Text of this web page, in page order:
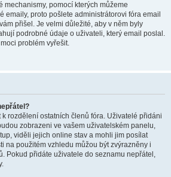
mechanismy, pomocí kterých můžeme
emaily, proto pošlete administrátorovi fóra email
přišel. Je velmi důležité, aby v něm byly
podrobné údaje o uživateli, který email poslal.
problém vyřešit.
k rozdělení ostatních členů fóra. Uživatelé přidáni
zobrazeni ve vašem uživatelském panelu,
viděli jejich online stav a mohli jim posílat
na použitém vzhledu můžou být zvýrazněny i
Pokud přidáte uživatele do seznamu nepřátel,